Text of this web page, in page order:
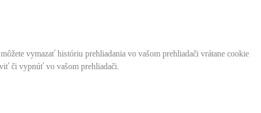
vymazať históriu prehliadania vo vašom prehliadači vrátane cookie
či vypnúť vo vašom prehliadači.